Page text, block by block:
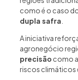
como é o caso
dupla safra
A iniciativa
agronegócio
precisão como
riscos climáticos